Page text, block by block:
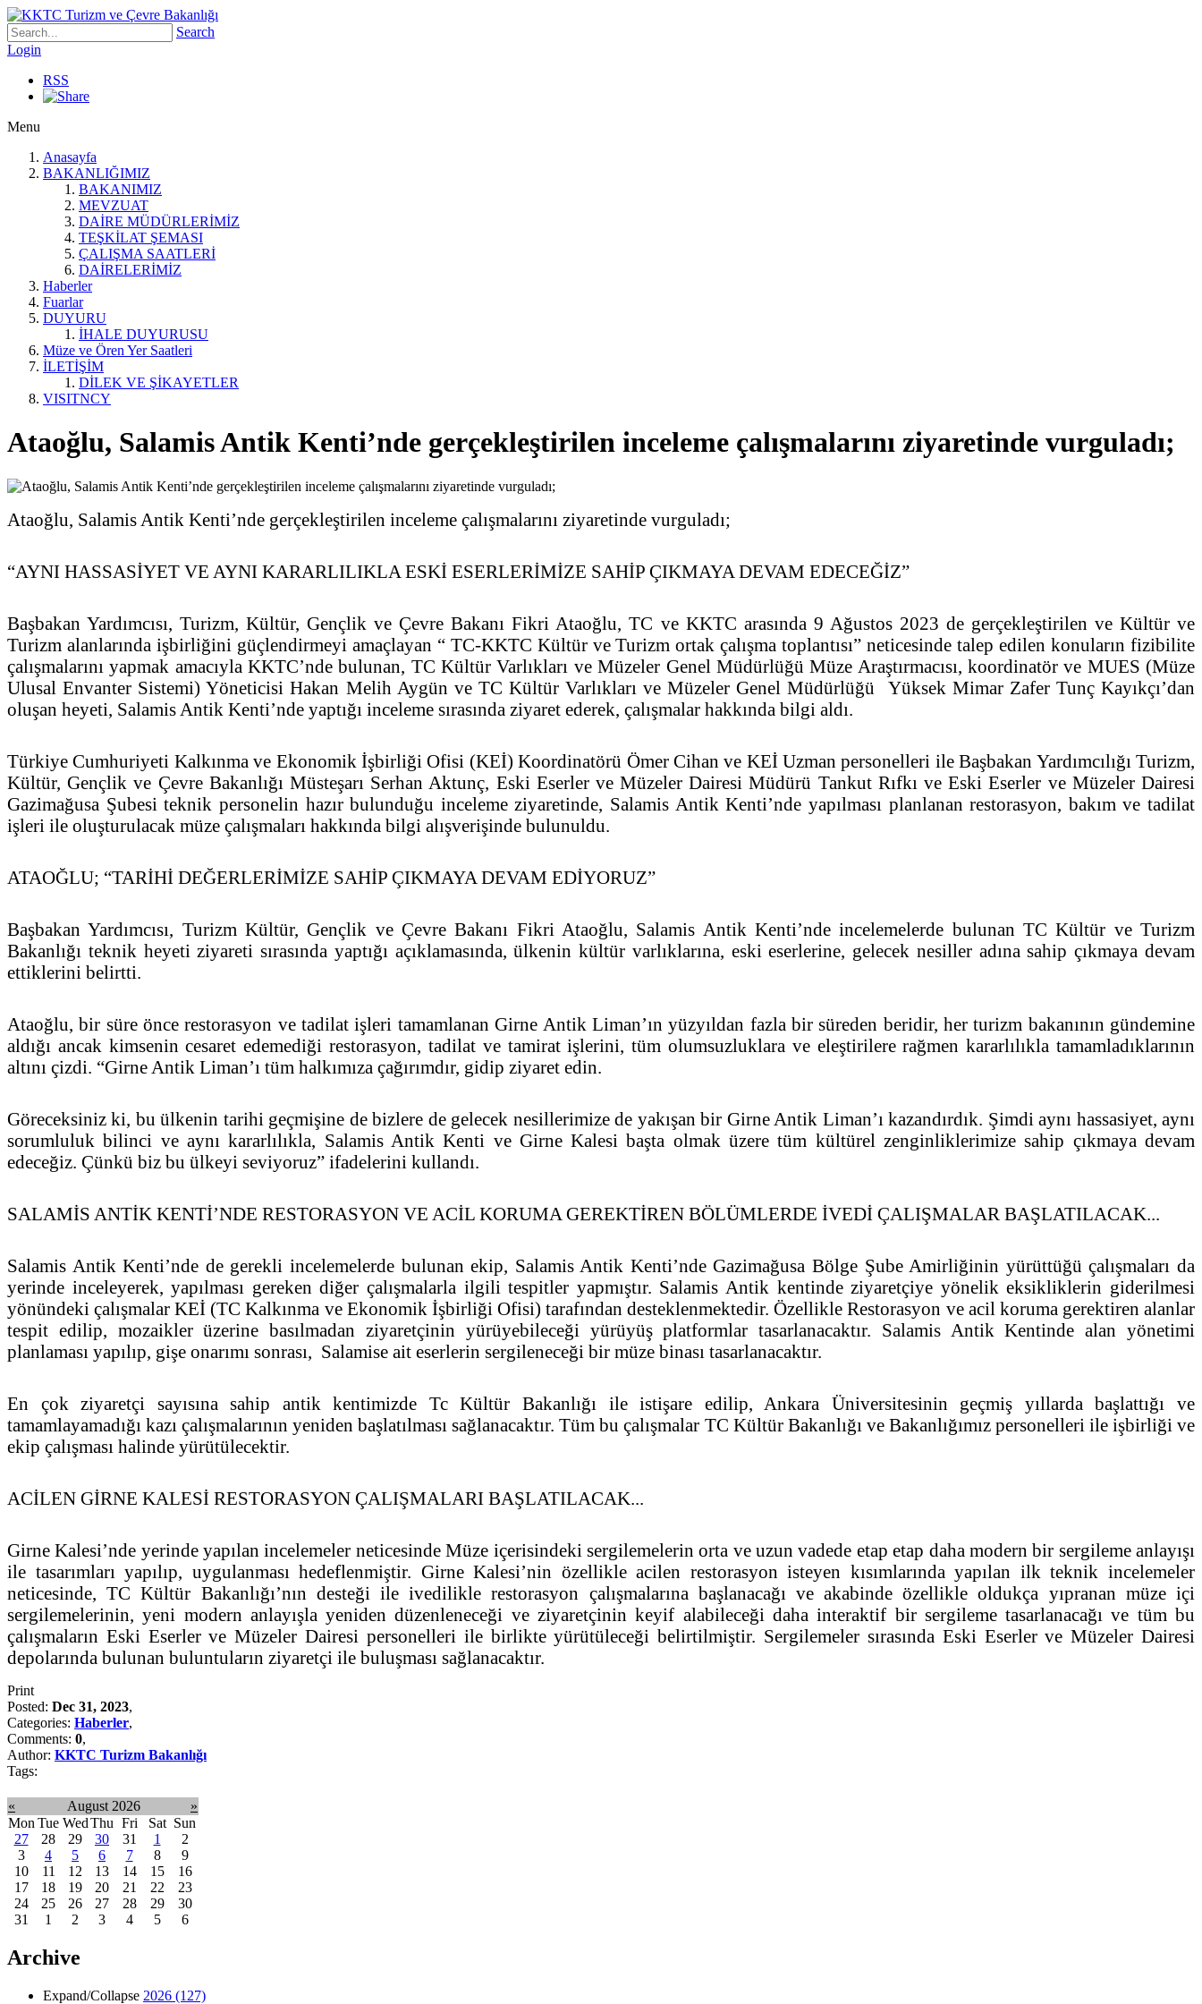
Search
Login
RSS
Menu
Anasayfa
BAKANLIĞIMIZ
BAKANIMIZ
MEVZUAT
DAİRE MÜDÜRLERİMİZ
TEŞKİLAT ŞEMASI
ÇALIŞMA SAATLERİ
DAİRELERİMİZ
Haberler
Fuarlar
DUYURU
İHALE DUYURUSU
Müze ve Ören Yer Saatleri
İLETİŞİM
DİLEK VE ŞİKAYETLER
VISITNCY
Ataoğlu, Salamis Antik Kenti’nde gerçekleştirilen inceleme çalışmalarını ziyaretinde vurguladı;
Ataoğlu, Salamis Antik Kenti’nde gerçekleştirilen inceleme çalışmalarını ziyaretinde vurguladı;
“AYNI HASSASİYET VE AYNI KARARLILIKLA ESKİ ESERLERİMİZE SAHİP ÇIKMAYA DEVAM EDECEĞİZ”
Başbakan Yardımcısı, Turizm, Kültür, Gençlik ve Çevre Bakanı Fikri Ataoğlu, TC ve KKTC arasında 9 Ağustos 2023 de gerçekleştirilen ve Kültür ve
Turizm alanlarında işbirliğini güçlendirmeyi amaçlayan “ TC-KKTC Kültür ve Turizm ortak çalışma toplantısı” neticesinde talep edilen konuların fizibilite
çalışmalarını yapmak amacıyla KKTC’nde bulunan, TC Kültür Varlıkları ve Müzeler Genel Müdürlüğü Müze Araştırmacısı, koordinatör ve MUES (Müze
Ulusal Envanter Sistemi) Yöneticisi Hakan Melih Aygün ve TC Kültür Varlıkları ve Müzeler Genel Müdürlüğü Yüksek Mimar Zafer Tunç Kayıkçı’dan
oluşan heyeti, Salamis Antik Kenti’nde yaptığı inceleme sırasında ziyaret ederek, çalışmalar hakkında bilgi aldı.
Türkiye Cumhuriyeti Kalkınma ve Ekonomik İşbirliği Ofisi (KEİ) Koordinatörü Ömer Cihan ve KEİ Uzman personelleri ile Başbakan Yardımcılığı Turizm,
Kültür, Gençlik ve Çevre Bakanlığı Müsteşarı Serhan Aktunç, Eski Eserler ve Müzeler Dairesi Müdürü Tankut Rıfkı ve Eski Eserler ve Müzeler Dairesi
Gazimağusa Şubesi teknik personelin hazır bulunduğu inceleme ziyaretinde, Salamis Antik Kenti’nde yapılması planlanan restorasyon, bakım ve tadilat
işleri ile oluşturulacak müze çalışmaları hakkında bilgi alışverişinde bulunuldu.
ATAOĞLU; “TARİHİ DEĞERLERİMİZE SAHİP ÇIKMAYA DEVAM EDİYORUZ”
Başbakan Yardımcısı, Turizm Kültür, Gençlik ve Çevre Bakanı Fikri Ataoğlu, Salamis Antik Kenti’nde incelemelerde bulunan TC Kültür ve Turizm
Bakanlığı teknik heyeti ziyareti sırasında yaptığı açıklamasında, ülkenin kültür varlıklarına, eski eserlerine, gelecek nesiller adına sahip çıkmaya devam
ettiklerini belirtti.
Ataoğlu, bir süre önce restorasyon ve tadilat işleri tamamlanan Girne Antik Liman’ın yüzyıldan fazla bir süreden beridir, her turizm bakanının gündemine
aldığı ancak kimsenin cesaret edemediği restorasyon, tadilat ve tamirat işlerini, tüm olumsuzluklara ve eleştirilere rağmen kararlılıkla tamamladıklarının
altını çizdi. “Girne Antik Liman’ı tüm halkımıza çağırımdır, gidip ziyaret edin.
Göreceksiniz ki, bu ülkenin tarihi geçmişine de bizlere de gelecek nesillerimize de yakışan bir Girne Antik Liman’ı kazandırdık. Şimdi aynı hassasiyet, aynı
sorumluluk bilinci ve aynı kararlılıkla, Salamis Antik Kenti ve Girne Kalesi başta olmak üzere tüm kültürel zenginliklerimize sahip çıkmaya devam
edeceğiz. Çünkü biz bu ülkeyi seviyoruz” ifadelerini kullandı.
SALAMİS ANTİK KENTİ’NDE RESTORASYON VE ACİL KORUMA GEREKTİREN BÖLÜMLERDE İVEDİ ÇALIŞMALAR BAŞLATILACAK...
Salamis Antik Kenti’nde de gerekli incelemelerde bulunan ekip, Salamis Antik Kenti’nde Gazimağusa Bölge Şube Amirliğinin yürüttüğü çalışmaları da
yerinde inceleyerek, yapılması gereken diğer çalışmalarla ilgili tespitler yapmıştır. Salamis Antik kentinde ziyaretçiye yönelik eksikliklerin giderilmesi
yönündeki çalışmalar KEİ (TC Kalkınma ve Ekonomik İşbirliği Ofisi) tarafından desteklenmektedir. Özellikle Restorasyon ve acil koruma gerektiren alanlar
tespit edilip, mozaikler üzerine basılmadan ziyaretçinin yürüyebileceği yürüyüş platformlar tasarlanacaktır. Salamis Antik Kentinde alan yönetimi
planlaması yapılıp, gişe onarımı sonrası, Salamise ait eserlerin sergileneceği bir müze binası tasarlanacaktır.
En çok ziyaretçi sayısına sahip antik kentimizde Tc Kültür Bakanlığı ile istişare edilip, Ankara Üniversitesinin geçmiş yıllarda başlattığı ve
tamamlayamadığı kazı çalışmalarının yeniden başlatılması sağlanacaktır. Tüm bu çalışmalar TC Kültür Bakanlığı ve Bakanlığımız personelleri ile işbirliği ve
ekip çalışması halinde yürütülecektir.
ACİLEN GİRNE KALESİ RESTORASYON ÇALIŞMALARI BAŞLATILACAK...
Girne Kalesi’nde yerinde yapılan incelemeler neticesinde Müze içerisindeki sergilemelerin orta ve uzun vadede etap etap daha modern bir sergileme anlayışı
ile tasarımları yapılıp, uygulanması hedeflenmiştir. Girne Kalesi’nin özellikle acilen restorasyon isteyen kısımlarında yapılan ilk teknik incelemeler
neticesinde, TC Kültür Bakanlığı’nın desteği ile ivedilikle restorasyon çalışmalarına başlanacağı ve akabinde özellikle oldukça yıpranan müze içi
sergilemelerinin, yeni modern anlayışla yeniden düzenleneceği ve ziyaretçinin keyif alabileceği daha interaktif bir sergileme tasarlanacağı ve tüm bu
çalışmaların Eski Eserler ve Müzeler Dairesi personelleri ile birlikte yürütüleceği belirtilmiştir. Sergilemeler sırasında Eski Eserler ve Müzeler Dairesi
depolarında bulunan buluntuların ziyaretçi ile buluşması sağlanacaktır.
Print
Posted: Dec 31, 2023,
Categories: Haberler,
Comments: 0,
Author: KKTC Turizm Bakanlığı
Tags:
« August 2026
»
Mon Tue WedThu Fri Sat Sun
27
28 29 30 31 1
2
3
4 5 6 7 8
9
10
11 12 13 14 15
16
17
18 19 20 21 22
23
24
25 26 27 28 29
30
31
1 2 3 4 5 6
Archive
Expand/Collapse 2026 (127)